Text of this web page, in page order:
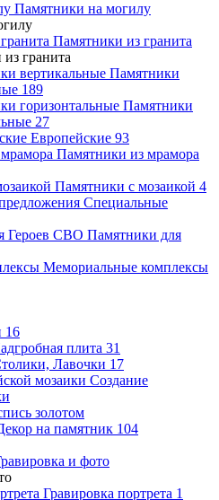
Памятники на могилу
Памятники из гранита
гранита
Памятники
189
Памятники
27
Европейские 93
Памятники из мрамора
Памятники с мозаикой 4
Специальные
Памятники для
Мемориальные комплексы
16
плита 31
Лавочки 17
Создание
золотом
на памятник 104
и фото
Гравировка портрета 1